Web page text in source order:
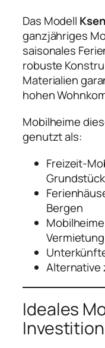
Das Modell
ganzjähriges
saisonales
robuste
Materialien
hohen
Mobilheime
genutzt als:
Freizeit-
Bergen
Vermietung
Alternative
Ideales
Investition